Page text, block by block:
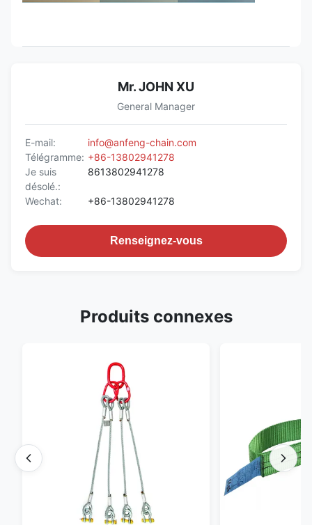
Mr. JOHN XU
General Manager
E-mail:
info@anfeng-chain.com
Télégramme: +86-13802941278
Je suis
désolé.:
8613802941278
Wechat: +86-13802941278
Renseignez-vous
Produits connexes